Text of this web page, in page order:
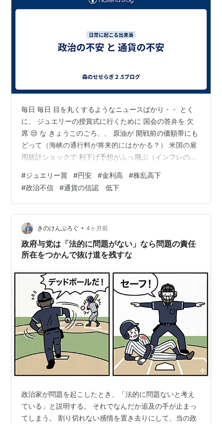
毎日 毎日 目を丸くするようなニュースばかり・・ とく
に、 ジュエリーの授賞式に行くために 国会の答弁を 欠
席 😒 な きょうこのごろ、、 原油が 開戦前の価額帯にも
どって（海峡の通行料が将来的にはかかる？） 米国の雇
用統計ショックで 利下げ予想がふっ飛ぶ（インフレの恐
激下げ（乱高下はジェットコースター） 円安が １６２円
台に 長期金利が２．８％台に（いずれも歴史的数字） な
んか こう 振り回されてる感がある・・(>_<) でも、 一歩
引いて 冷静に見るとね 底に流れてるのは 米も 日も 政治
の不安定さ ＆ 通貨への信認低下 この先への…
#ジュエリー賞 #円安 #金利高 #株乱高下
#政治不信 #通貨の信認 低下
きのけんぶろぐ • 4ヶ月前
政府与党は「法的に問題がない」なら問題の責任
所在をつかんで抜け道を残すな
政治家が問題を起こしたとき、「法的に問題ないと考え
ている」と説明する。 それでなんだか追及の手が止まっ
てしまう。 割り切れない感情を置き去りにして、当の政